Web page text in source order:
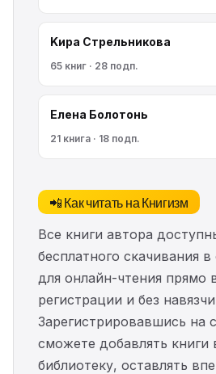
Kирa Cтрeльникoва
65 книг · 28 подп.
Елена Болотонь
21 книга · 18 подп.
📲 Как читать на Книгизм
Все книги автора
бесплатного скачивания
для онлайн-чтения прямо
регистрации и без
Зарегистрировавшись на
сможете добавлять книги
библиотеку, оставлять